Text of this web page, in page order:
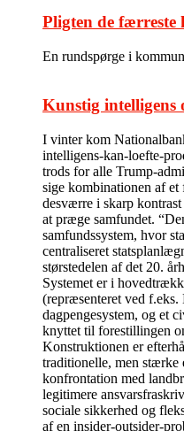
Pligten de færreste
En rundspørge i
Kunstig intelligens
I vinter kom
intelligens-kan-loefte-
trods for alle Trump-
sige kombinationen af
desværre i skarp
at præge samfundet.
samfundssystem, hvor
centraliseret
størstedelen af det 20.
Systemet er i
(repræsenteret ved
dagpengesystem, og et
knyttet til forestillingen
Konstruktionen er
traditionelle, men stærke
konfrontation med
legitimere
sociale sikkerhed og
af en insider-outsider-